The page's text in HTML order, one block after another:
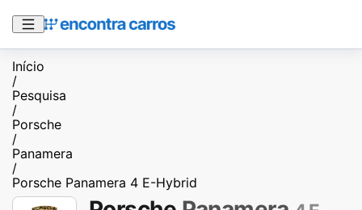
Início
/
Pesquisa
/
Porsche
/
Panamera
/
Porsche Panamera 4 E-Hybrid